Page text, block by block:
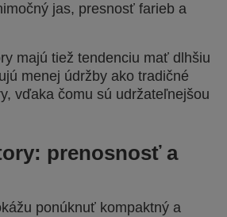
jas, presnosť farieb a
majú tiež tendenciu mať dlhšiu
menej údržby ako tradičné
vďaka čomu sú udržateľnejšou
prenosnosť a
ponúknuť kompaktný a